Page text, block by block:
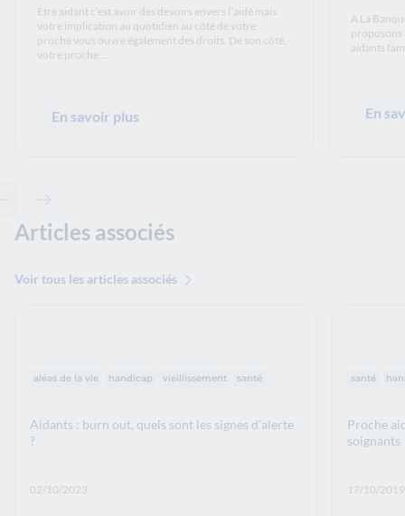
Être aidant c’est avoir des devoirs envers l’aidé mais
votre implication au quotidien au côté de votre
proche vous ouvre également des droits. De son côté,
votre proche ...
En savoir plus
A La
proposons
aidants
En
Contenu précédent - Ceci pourrait aussi vous intéresser
Contenu suivant - Ceci pourrait aussi vous intéresser
Articles associés
Voir tous les articles associés
Thématiques :
aléas de la vie handicap vieillissement santé
Aidants : burn out, quels sont les signes d’alerte
?
Date de publication: :
02/10/2023
santé
Proche
soignants
Date de
17/10/2019